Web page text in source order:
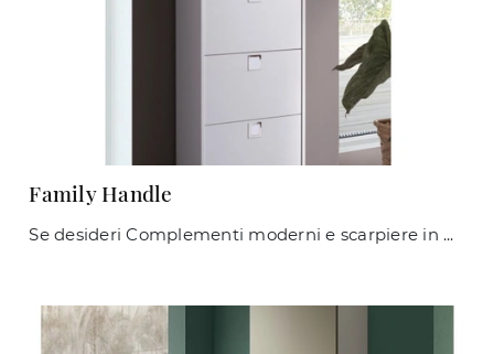
Family Handle
Se desideri Complementi moderni e scarpiere in melaminico scopri di più sul modello Family Handle del marchio Maconi.